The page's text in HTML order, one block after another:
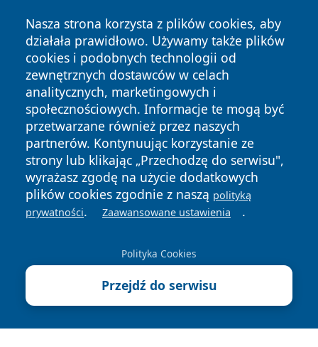
Nasza strona korzysta z plików cookies, aby
działała prawidłowo. Używamy także plików
cookies i podobnych technologii od
zewnętrznych dostawców w celach
analitycznych, marketingowych i
społecznościowych. Informacje te mogą być
przetwarzane również przez naszych
partnerów. Kontynuując korzystanie ze
strony lub klikając „Przechodzę do serwisu",
wyrażasz zgodę na użycie dodatkowych
plików cookies zgodnie z naszą polityką
prywatności. Zaawansowane ustawienia .
Polityka Cookies
Przejdź do serwisu
Copyright © 2026 faktywroclaw.pl Wszystkie prawa
zastrzeżone.
News Autorzy
Polityka
Prywatności
Polityka
Cookies